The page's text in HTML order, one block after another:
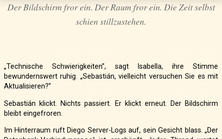
Der Bildschirm fror ein. Der Raum fror ein. Die Zeit selbst
schien stillzustehen.
„Technische Schwierigkeiten”, sagt Isabella, ihre Stimme
bewundernswert ruhig. „Sebastián, vielleicht versuchen Sie es mit
Aktualisieren?”
Sebastián klickt. Nichts passiert. Er klickt erneut. Der Bildschirm
bleibt eingefroren.